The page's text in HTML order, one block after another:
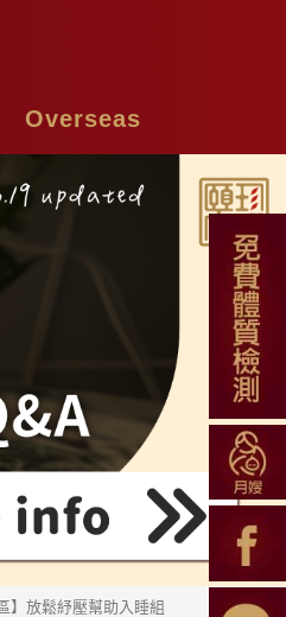
Overseas
Tea
】放鬆紓壓幫助入睡組